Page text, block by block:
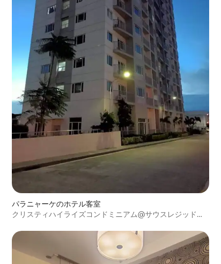
パラニャーケのホテル客室
クリスティハイライズコンドミニアム@サウスレジッドサ